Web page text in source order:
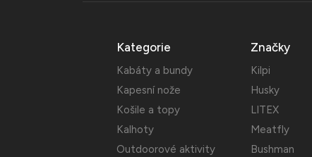
Kategorie
Kabáty a bundy
Kapesní nože
Košile a topy
Kalhoty
Outdoorové aktivity
Značky
Kilpi
Husky
LITEX
Meatfly
Bushman